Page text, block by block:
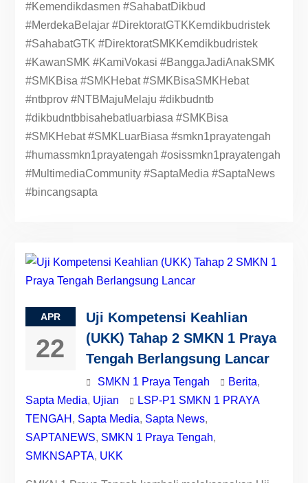
#Kemendikdasmen #SahabatDikbud
#MerdekaBelajar #DirektoratGTKKemdikbudristek
#SahabatGTK #DirektoratSMKKemdikbudristek
#KawanSMK #KamiVokasi #BanggaJadiAnakSMK
#SMKBisa #SMKHebat #SMKBisaSMKHebat
#ntbprov #NTBMajuMelaju #dikbudntb
#dikbudntbbisahebatluarbiasa #SMKBisa
#SMKHebat #SMKLuarBiasa #smkn1prayatengah
#humassmkn1prayatengah #osissmkn1prayatengah
#MultimediaCommunity #SaptaMedia #SaptaNews
#bincangsapta
APR
22
Uji Kompetensi Keahlian
(UKK) Tahap 2 SMKN 1 Praya
Tengah Berlangsung Lancar
SMKN 1 Praya Tengah Berita,
Sapta Media, Ujian
LSP-P1 SMKN 1 PRAYA
TENGAH , Sapta Media, Sapta News,
SAPTANEWS, SMKN 1 Praya Tengah,
SMKNSAPTA, UKK